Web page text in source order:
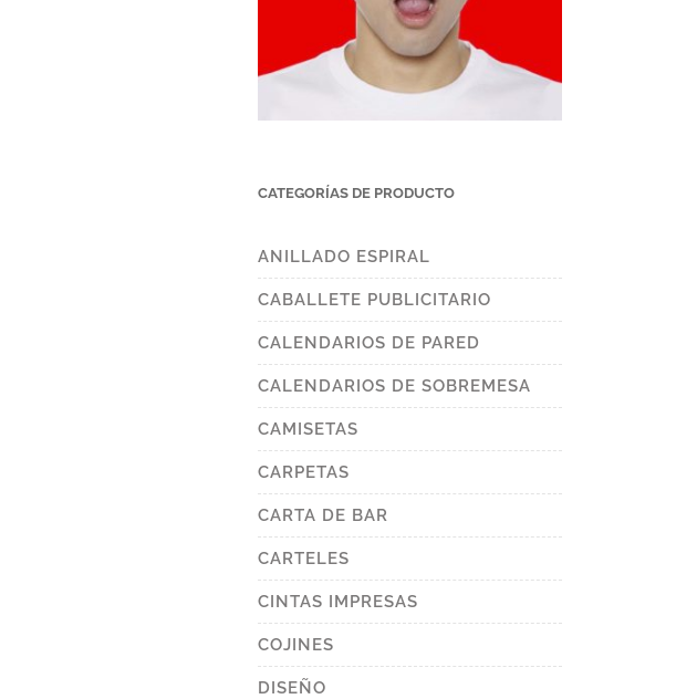
CATEGORÍAS DE PRODUCTO
ANILLADO ESPIRAL
CABALLETE PUBLICITARIO
CALENDARIOS DE PARED
CALENDARIOS DE SOBREMESA
CAMISETAS
CARPETAS
CARTA DE BAR
CARTELES
CINTAS IMPRESAS
COJINES
DISEÑO